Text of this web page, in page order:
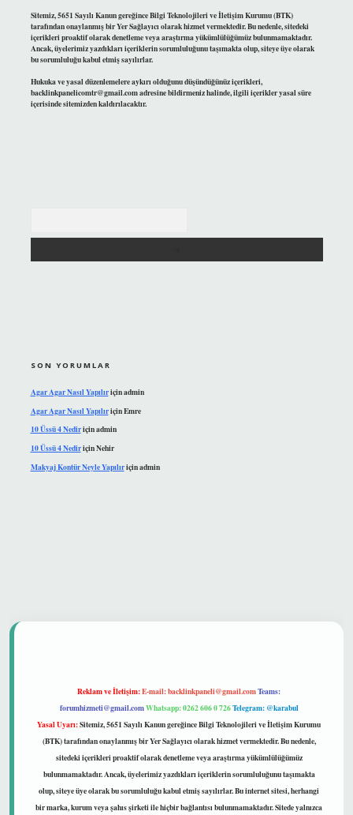
Sitemiz, 5651 Sayılı Kanun gereğince Bilgi Teknolojileri ve İletişim Kurumu (BTK)
tarafından onaylanmış bir Yer Sağlayıcı olarak hizmet vermektedir. Bu nedenle, sitedeki
içerikleri proaktif olarak denetleme veya araştırma yükümlülüğümüz bulunmamaktadır.
Ancak, üyelerimiz yazdıkları içeriklerin sorumluluğunu taşımakta olup, siteye üye olarak
bu sorumluluğu kabul etmiş sayılırlar.
Hukuka ve yasal düzenlemelere aykırı olduğunu düşündüğünüz içerikleri,
backlinkpanelicomtr@gmail.comadresine bildirmeniz halinde, ilgili içerikler yasal süre
içerisinde sitemizden kaldırılacaktır.
SON YORUMLAR
Agar Agar Nasıl Yapılıriçinadmin
Agar Agar Nasıl YapılıriçinEmre
10 Üssü 4 Nediriçinadmin
10 Üssü 4 NediriçinNehir
Makyaj Kontür Neyle Yapılıriçinadmin
Reklam ve İletişim:E-mail:backlinkpaneli@gmail.comTeams:
forumhizmeti@gmail.comWhatsapp: 0262 606 0 726Telegram: @karabul
Yasal Uyarı:Sitemiz, 5651 Sayılı Kanun gereğince Bilgi Teknolojileri ve İletişim Kurumu
(BTK) tarafından onaylanmış bir Yer Sağlayıcı olarak hizmet vermektedir. Bu nedenle,
sitedeki içerikleri proaktif olarak denetleme veya araştırma yükümlülüğümüz
bulunmamaktadır. Ancak, üyelerimiz yazdıkları içeriklerin sorumluluğunu taşımakta
olup, siteye üye olarak bu sorumluluğu kabul etmiş sayılırlar. Bu internet sitesi, herhangi
bir marka, kurum veya şahıs şirketi ile hiçbir bağlantısı bulunmamaktadır. Sitede yalnızca